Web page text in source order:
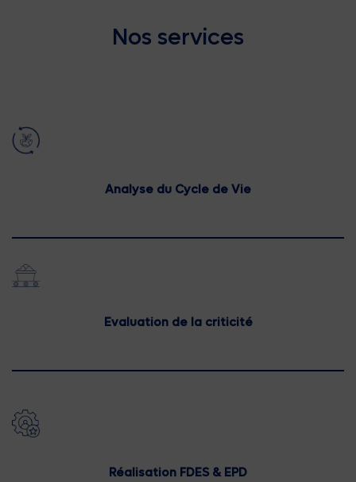
Nos services
Analyse du Cycle de Vie
Evaluation de la criticité
Réalisation FDES & EPD